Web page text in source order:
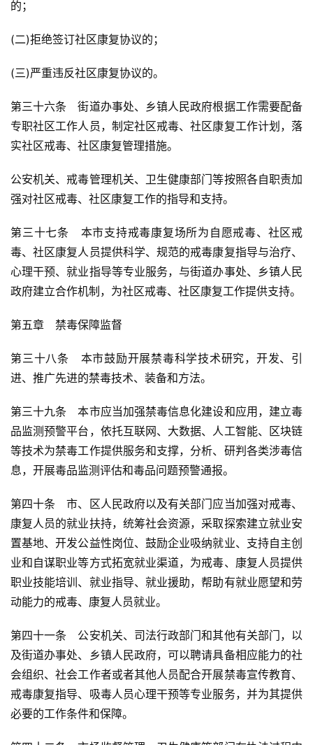
的；
(二)拒绝签订社区康复协议的；
(三)严重违反社区康复协议的。
第三十六条　街道办事处、乡镇人民政府根据工作需要配备
专职社区工作人员，制定社区戒毒、社区康复工作计划，落
实社区戒毒、社区康复管理措施。
公安机关、戒毒管理机关、卫生健康部门等按照各自职责加
强对社区戒毒、社区康复工作的指导和支持。
第三十七条　本市支持戒毒康复场所为自愿戒毒、社区戒
毒、社区康复人员提供科学、规范的戒毒康复指导与治疗、
心理干预、就业指导等专业服务，与街道办事处、乡镇人民
政府建立合作机制，为社区戒毒、社区康复工作提供支持。
第五章　禁毒保障监督
第三十八条　本市鼓励开展禁毒科学技术研究，开发、引
进、推广先进的禁毒技术、装备和方法。
第三十九条　本市应当加强禁毒信息化建设和应用，建立毒
品监测预警平台，依托互联网、大数据、人工智能、区块链
等技术为禁毒工作提供服务和支撑，分析、研判各类涉毒信
息，开展毒品监测评估和毒品问题预警通报。
第四十条　市、区人民政府以及有关部门应当加强对戒毒、
康复人员的就业扶持，统筹社会资源，采取探索建立就业安
置基地、开发公益性岗位、鼓励企业吸纳就业、支持自主创
业和自谋职业等方式拓宽就业渠道，为戒毒、康复人员提供
职业技能培训、就业指导、就业援助，帮助有就业愿望和劳
动能力的戒毒、康复人员就业。
第四十一条　公安机关、司法行政部门和其他有关部门，以
及街道办事处、乡镇人民政府，可以聘请具备相应能力的社
会组织、社会工作者或者其他人员配合开展禁毒宣传教育、
戒毒康复指导、吸毒人员心理干预等专业服务，并为其提供
必要的工作条件和保障。